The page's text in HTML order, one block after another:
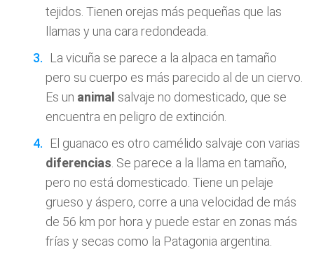
tejidos. Tienen orejas más pequeñas que las
llamas y una cara redondeada.
La vicuña se parece a la alpaca en tamaño
pero su cuerpo es más parecido al de un ciervo.
Es un animal salvaje no domesticado, que se
encuentra en peligro de extinción.
El guanaco es otro camélido salvaje con varias
diferencias . Se parece a la llama en tamaño,
pero no está domesticado. Tiene un pelaje
grueso y áspero, corre a una velocidad de más
de 56 km por hora y puede estar en zonas más
frías y secas como la Patagonia argentina.